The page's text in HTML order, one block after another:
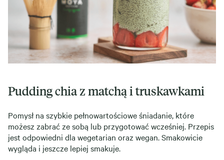
Pudding chia z matchą i truskawkami
Pomysł na szybkie pełnowartościowe śniadanie, które
możesz zabrać ze sobą lub przygotować wcześniej. Przepis
jest odpowiedni dla wegetarian oraz wegan. Smakowicie
wygląda i jeszcze lepiej smakuje.